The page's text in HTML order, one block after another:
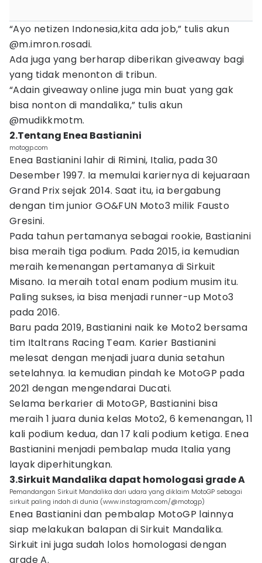
“Ayo netizen Indonesia,kita ada job,” tulis akun
@m.imron.rosadi.
Ada juga yang berharap diberikan giveaway bagi
yang tidak menonton di tribun.
“Adain giveaway online juga min buat yang gak
bisa nonton di mandalika,” tulis akun
@mudikkmotm.
2.Tentang Enea Bastianini
motogp.com
Enea Bastianini lahir di Rimini, Italia, pada 30
Desember 1997. Ia memulai kariernya di kejuaraan
Grand Prix sejak 2014. Saat itu, ia bergabung
dengan tim junior GO&FUN Moto3 milik Fausto
Gresini.
Pada tahun pertamanya sebagai rookie, Bastianini
bisa meraih tiga podium. Pada 2015, ia kemudian
meraih kemenangan pertamanya di Sirkuit
Misano. Ia meraih total enam podium musim itu.
Paling sukses, ia bisa menjadi runner-up Moto3
pada 2016.
Baru pada 2019, Bastianini naik ke Moto2 bersama
tim Italtrans Racing Team. Karier Bastianini
melesat dengan menjadi juara dunia setahun
setelahnya. Ia kemudian pindah ke MotoGP pada
2021 dengan mengendarai Ducati.
Selama berkarier di MotoGP, Bastianini bisa
meraih 1 juara dunia kelas Moto2, 6 kemenangan, 11
kali podium kedua, dan 17 kali podium ketiga. Enea
Bastianini menjadi pembalap muda Italia yang
layak diperhitungkan.
3.Sirkuit Mandalika dapat homologasi grade A
Pemandangan Sirkuit Mandalika dari udara yang diklaim MotoGP sebagai
sirkuit paling indah di dunia (www.instagram.com/@motogp)
Enea Bastianini dan pembalap MotoGP lainnya
siap melakukan balapan di Sirkuit Mandalika.
Sirkuit ini juga sudah lolos homologasi dengan
grade A.